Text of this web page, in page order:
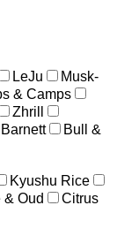
LeJu
Musk-
& Camps
Zhrill
Bull &
Kyushu Rice
& Oud
Citrus